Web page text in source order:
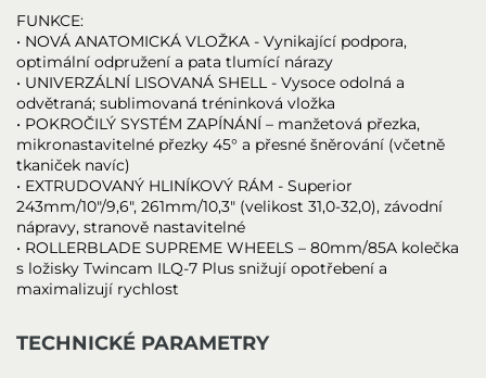
FUNKCE:
• NOVÁ ANATOMICKÁ VLOŽKA - Vynikající podpora,
optimální odpružení a pata tlumící nárazy
• UNIVERZÁLNÍ LISOVANÁ SHELL - Vysoce odolná a
odvětraná; sublimovaná tréninková vložka
• POKROČILÝ SYSTÉM ZAPÍNÁNÍ – manžetová přezka,
mikronastavitelné přezky 45° a přesné šněrování (včetně
tkaniček navíc)
• EXTRUDOVANÝ HLINÍKOVÝ RÁM - Superior
243mm/10"/9,6", 261mm/10,3" (velikost 31,0-32,0), závodní
nápravy, stranově nastavitelné
• ROLLERBLADE SUPREME WHEELS – 80mm/85A kolečka
s ložisky Twincam ILQ-7 Plus snižují opotřebení a
maximalizují rychlost
TECHNICKÉ PARAMETRY